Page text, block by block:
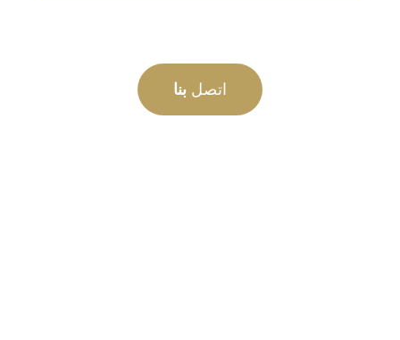
اتصل بنا